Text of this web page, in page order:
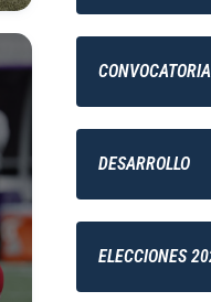
DESARROLLO
ELECCIONES